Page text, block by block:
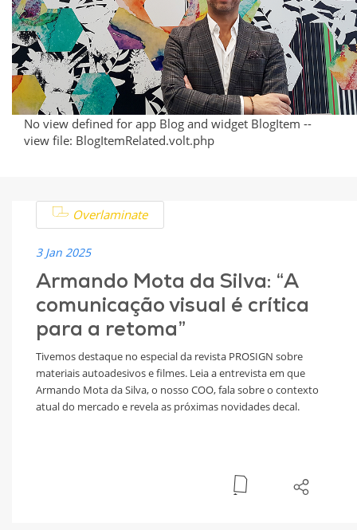
No view defined for app Blog and widget BlogItem --
view file: BlogItemRelated.volt.php
Overlaminate
3 Jan 2025
Armando Mota da Silva: “A
comunicação visual é crítica
para a retoma”
Tivemos destaque no especial da revista PROSIGN sobre
materiais autoadesivos e filmes. Leia a entrevista em que
Armando Mota da Silva, o nosso COO, fala sobre o contexto
atual do mercado e revela as próximas novidades decal.
-
Insights
from
Armando
Silva